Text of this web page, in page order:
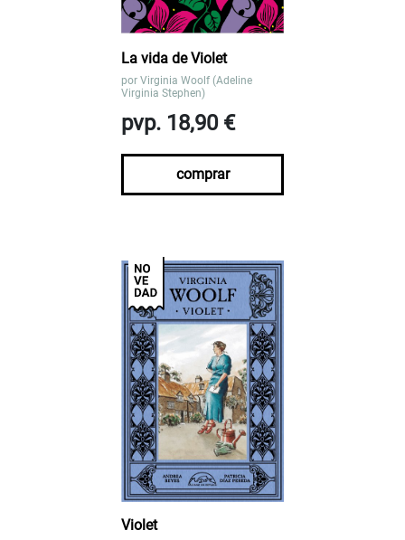
La vida de Violet
por Virginia Woolf (Adeline
Virginia Stephen)
pvp. 18,90 €
comprar
Violet